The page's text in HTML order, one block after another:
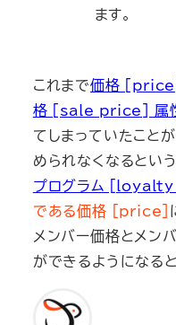
ます。
これまで価格
格 [sale_price] 属
てしまっていたこと
められなくなるとい
プログラム
である価格 [price]
メンバー価格とメン
ができるようになる